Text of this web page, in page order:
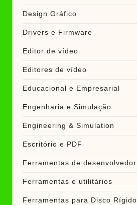
Design Gráfico
Drivers e Firmware
Editor de vídeo
Editores de vídeo
Educacional e Empresarial
Engenharia e Simulação
Engineering & Simulation
Escritório e PDF
Ferramentas de desenvolvedor
Ferramentas e utilitários
Ferramentas para Disco Rígido